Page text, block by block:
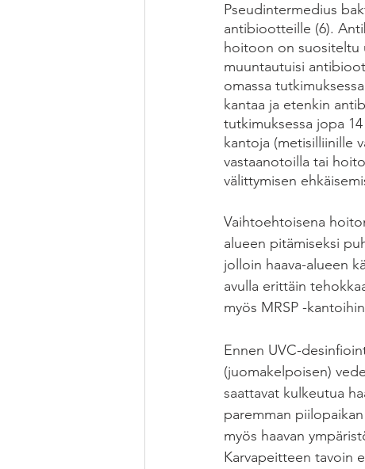
Pseudintermedius
antibiootteille (6).
hoitoon on suositeltu
muuntautuisi
omassa
kantaa ja etenkin
tutkimuksessa jopa
kantoja (metisilliinille
vastaanotoilla tai
välittymisen
Vaihtoehtoisena
alueen pitämiseksi
jolloin haava-alueen
avulla erittäin
myös MRSP -
Ennen UVC-
(juomakelpoisen)
saattavat kulkeutua
paremman
myös haavan
Karvapeitteen tavoin